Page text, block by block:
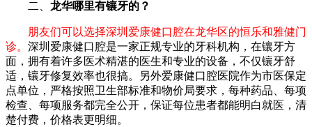
二、 龙华哪里有镶牙的？
朋友们可以选择深圳爱康健口腔在龙华区的恒乐和雅健门
诊。 深圳爱康健口腔是一家正规专业的牙科机构，在镶牙方
面，拥有着许多医术精湛的医生和专业的设备，不仅镶牙舒
适，镶牙修复效率也很搞。另外爱康健口腔医院作为市医保定
点单位，严格按照卫生部标准和物价局要求，每种药品、每项
检查、每项服务都完全公开，保证每位患者都能明白就医，清
楚付费，价格表更明细。